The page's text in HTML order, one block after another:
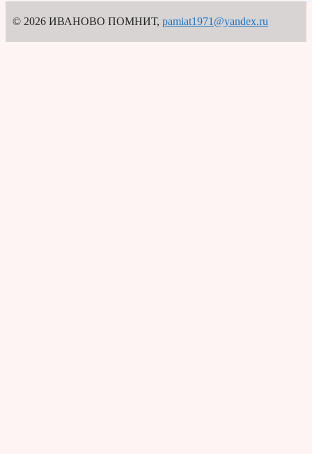
© 2026 ИВАНОВО ПОМНИТ, pamiat1971@yandex.ru